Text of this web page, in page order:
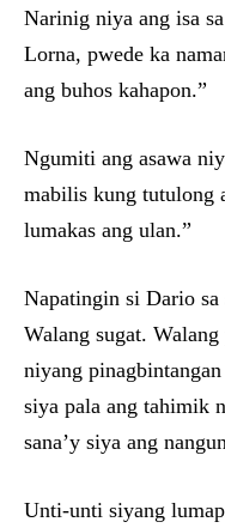
Narinig niya ang isa
Lorna, pwede ka
ang buhos kahapon.”
Ngumiti ang asawa
mabilis kung tutulong
lumakas ang ulan.”
Napatingin si Dario
Walang sugat.
niyang
siya pala ang tahimik
sana’y siya ang
Unti-unti siyang